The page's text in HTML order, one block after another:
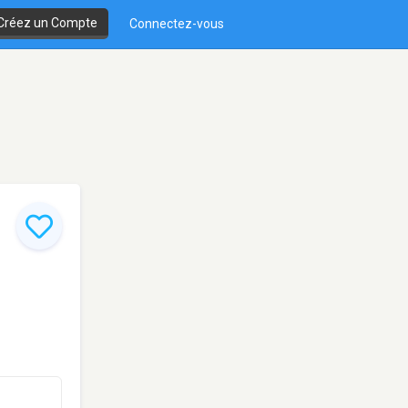
un Compte Connectez-vous